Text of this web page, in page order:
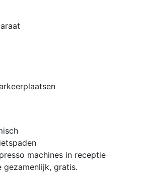
machines in receptie
gezamenlijk, gratis.